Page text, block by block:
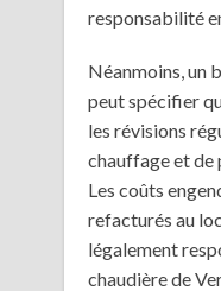
responsabilité
Néanmoins, un
peut spécifier
les révisions
chauffage et de
Les coûts
refacturés au
légalement
chaudière de